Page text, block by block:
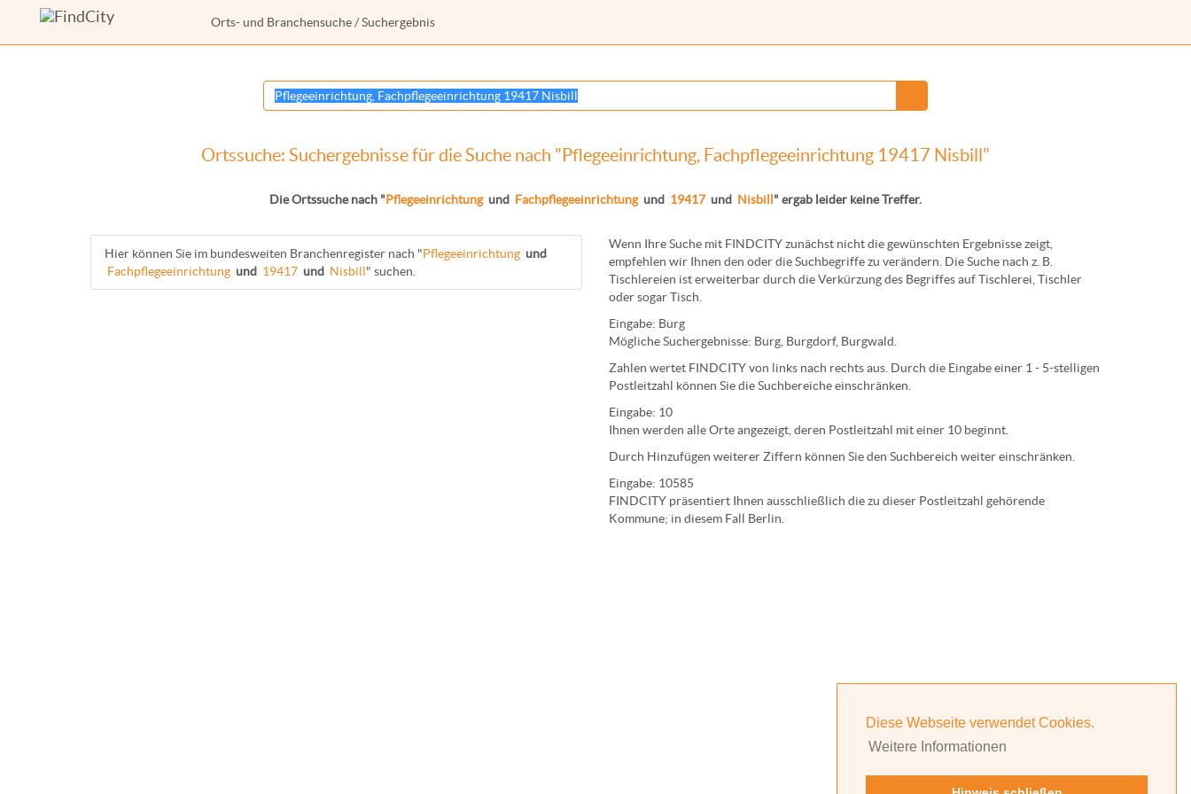
Diese Webseite verwendet Cookies.
Weitere Informationen
Orts- und Branchensuche / Suchergebnis
Ortssuche: Suchergebnisse für die Suche nach "Pflegeeinrichtung, Fachpflegeeinrichtung 19417 Nisbill"
Die Ortssuche nach "Pflegeeinrichtung und Fachpflegeeinrichtung und 19417 und Nisbill" ergab leider keine Treffer.
Hier können Sie im bundesweiten Branchenregister nach "Pflegeeinrichtung und
Fachpflegeeinrichtung und 19417 und Nisbill" suchen.
Wenn Ihre Suche mit FINDCITY zunächst nicht die gewünschten Ergebnisse zeigt,
empfehlen wir Ihnen den oder die Suchbegriffe zu verändern. Die Suche nach z. B.
Tischlereien ist erweiterbar durch die Verkürzung des Begriffes aufTischlerei Tischler
oder sogarTisch
Eingabe: Burg
Mögliche Suchergebnisse: Burg Burgdorf, Burgwald.
Zahlen wertet FINDCITY von links nach rechts aus. Durch die Eingabe einer 1 - 5-stelligen
Postleitzahl können Sie die Suchbereiche einschränken.
Eingabe: 10
Ihnen werden alle Orteangezeigt, deren Postleitzahl mit einer 10 beginnt.
Durch Hinzufügen weiterer Ziffern können Sie den Suchbereich weiter einschränken.
Eingabe: 10585
FINDCITY präsentiert Ihnen ausschließlich die zu dieser Postleitzahl gehörende
Kommune; in diesem Fall Berlin.